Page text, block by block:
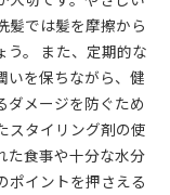
髪では髪を摩擦から
う。 また、定期的な
いを保ちながら、健
ダメージを防ぐため
スタイリング剤の使
た食事や十分な水分
ポイントを押さえる